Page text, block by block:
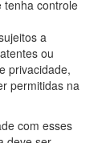
tenha controle
a
ou
privacidade,
permitidas na
com esses